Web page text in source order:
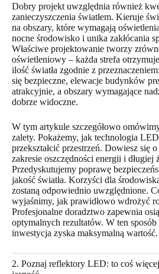
Dobry projekt uwzględnia również
zanieczyszczenia światłem. Kieruje
na obszary, które wymagają
nocne środowisko i unika zakłócania
Właściwe projektowanie tworzy
oświetleniowy – każda strefa
ilość światła zgodnie z
się bezpieczne, elewacje budynków
atrakcyjnie, a obszary wymagające
dobrze widoczne.
W tym artykule szczegółowo
zalety. Pokażemy, jak technologia
przekształcić przestrzeń. Dowiesz się
zakresie oszczędności energii i długiej
Przedyskutujemy poprawę
jakość światła. Korzyści dla
zostaną odpowiednio uwzględnione.
wyjaśnimy, jak prawidłowo wdrożyć
Profesjonalne doradztwo zapewnia
optymalnych rezultatów. W ten
inwestycja zyska maksymalną wartość.
2. Poznaj reflektory LED: to coś